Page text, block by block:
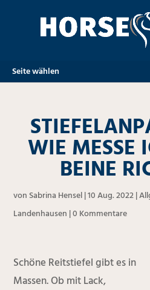
Seite wählen
WIE MESSE
BEINE
von Sabrina Hensel|10 Aug. 2022|
Landenhausen |0 Kommentare
Schöne Reitstiefel gibt es in
Massen. Ob mit Lack,